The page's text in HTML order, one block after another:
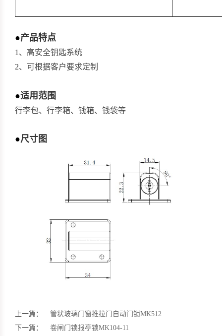
●产品特点
1、高安全钥匙系统
2、可根据客户要求定制
●适用范围
行李包、行李箱、钱箱、钱袋等
●尺寸图
上一篇：
管状玻璃门窗推拉门自动门锁MK512
下一篇：
卷闸门锁报亭锁MK104-11